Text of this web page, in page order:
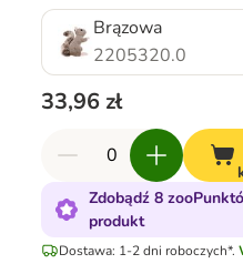
Brązowa
2205320.0
33,96 zł
Zdobądź 8
produkt
Dostawa: 1-2 dni roboczych*.